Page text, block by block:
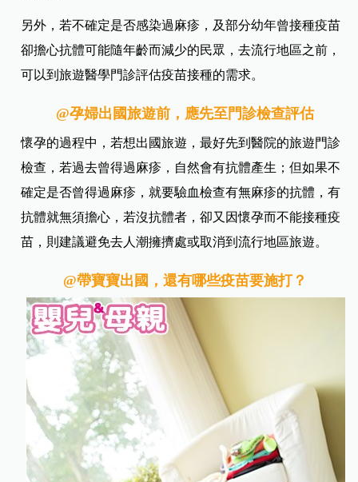
另外，若不確定是否感染過麻疹，及部分幼年曾接種疫苗
卻擔心抗體可能隨年齡而減少的民眾，去流行地區之前，
可以到旅遊醫學門診評估疫苗接種的需求。
@孕婦出國旅遊前，應先至門診檢查評估
懷孕的過程中，若想出國旅遊，最好先到醫院的旅遊門診
檢查，若過去曾得過麻疹，自然會有抗體產生；但如果不
確定是否曾得過麻疹，就要驗血檢查有無麻疹的抗體，有
抗體就無須擔心，若沒抗體者，卻又因懷孕而不能接種疫
苗，則建議避免去人潮擁擠處或取消到流行地區旅遊。
@帶寶寶出國，還有哪些疫苗要施打？